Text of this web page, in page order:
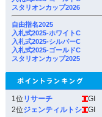
スタリオンカップ2026
自由指名2025
入札式2025-ホワイトC
入札式2025-シルバーC
入札式2025-ゴールドC
スタリオンカップ2025
1位 リサーチ
GI
2位ジェンティルトシ
GI